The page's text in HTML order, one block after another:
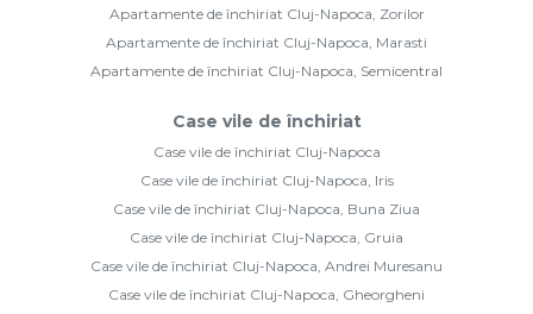
Apartamente de închiriat Cluj-Napoca, Zorilor
Apartamente de închiriat Cluj-Napoca, Marasti
Apartamente de închiriat Cluj-Napoca, Semicentral
Case vile de închiriat
Case vile de închiriat Cluj-Napoca
Case vile de închiriat Cluj-Napoca, Iris
Case vile de închiriat Cluj-Napoca, Buna Ziua
Case vile de închiriat Cluj-Napoca, Gruia
Case vile de închiriat Cluj-Napoca, Andrei Muresanu
Case vile de închiriat Cluj-Napoca, Gheorgheni